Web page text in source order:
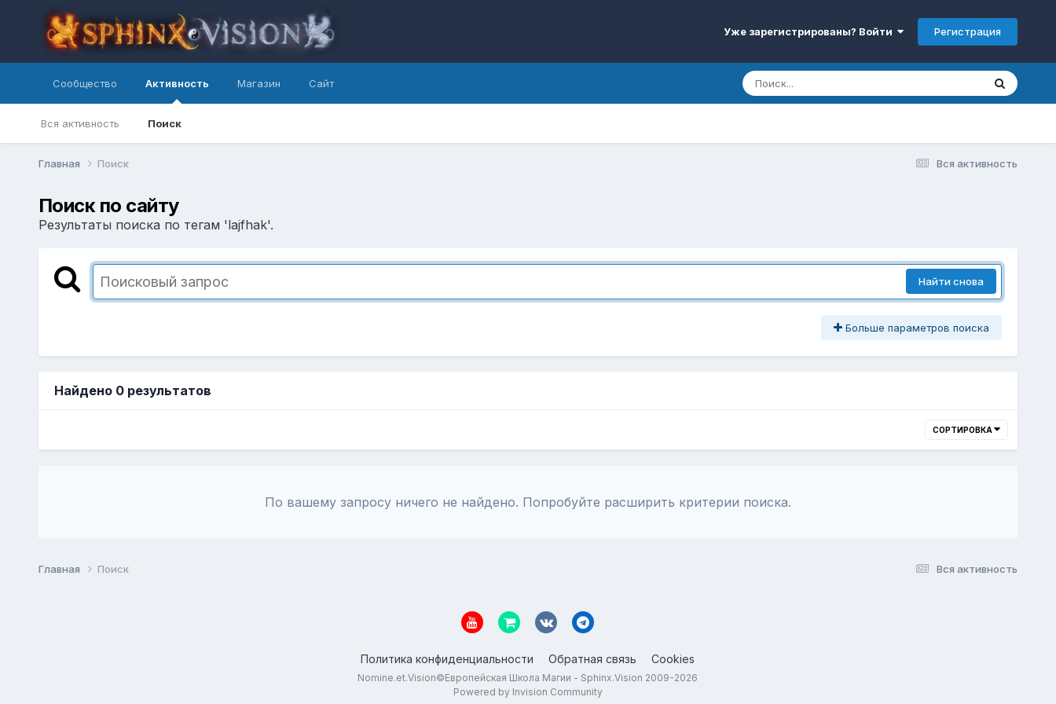
Уже зарегистрированы? Войти Регистрация
Сообщество Активность
Вся активность Поиск
Магазин Сайт
Вся активность
Главная Поиск
Поиск по сайту
Результаты поиска по тегам 'lajfhak'.
Найти снова
Больше параметров поиска
Найдено 0 результатов
СОРТИРОВКА
По вашему запросу ничего не найдено. Попробуйте расширить критерии поиска.
Вся активность
Главная Поиск
Политика конфиденциальности Обратная связь Cookies
Nomine.et.Vision©Европейская Школа Магии - Sphinx.Vision 2009-2026
Powered by Invision Community